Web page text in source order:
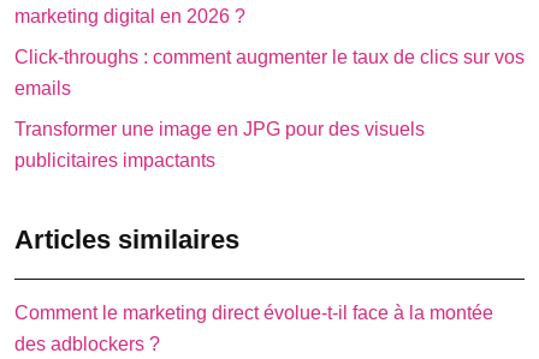
marketing digital en 2026 ?
Click-throughs : comment augmenter le taux de clics sur vos
emails
Transformer une image en JPG pour des visuels
publicitaires impactants
Articles similaires
Comment le marketing direct évolue-t-il face à la montée
des adblockers ?